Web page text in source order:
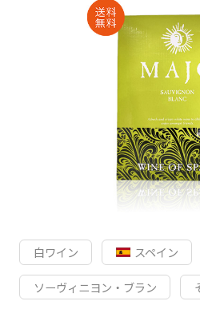
白ワイン スペイン
ソーヴィニヨン・ブラン